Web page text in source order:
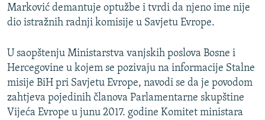
Marković demantuje optužbe i tvrdi da njeno ime nije
dio istražnih radnji komisije u Savjetu Evrope.
U saopštenju Ministarstva vanjskih poslova Bosne i
Hercegovine u kojem se pozivaju na informacije Stalne
misije BiH pri Savjetu Evrope, navodi se da je povodom
zahtjeva pojedinih članova Parlamentarne skupštine
Vijeća Evrope u junu 2017. godine Komitet ministara